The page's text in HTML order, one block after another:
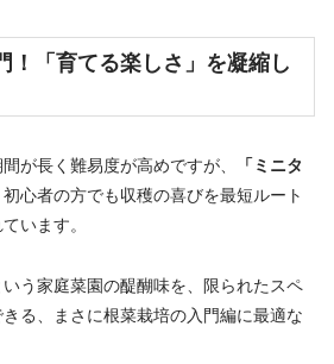
！「育てる楽しさ」を凝縮し
が長く難易度が高めですが、
「ミニタ
初心者の方でも収穫の喜びを最短ルート
います。
いう家庭菜園の醍醐味を、限られたスペ
る、まさに根菜栽培の入門編に最適な